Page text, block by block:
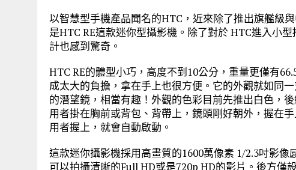
以智慧型手機產品聞名的HTC，近來除了推出旗艦級
是HTC RE這款迷你型攝影機。除了對於 HTC進入小
計也感到驚奇。
HTC RE的體型小巧，高度不到10公分，重量更僅有
成太大的負擔，拿在手上也很方便。它的外觀就如同
的潛望鏡，相當有趣！外觀的色彩目前先推出白色，
用者掛在胸前或背包、背帶上，鏡頭剛好朝外，握在
用者握上，就會自動啟動。
這款迷你攝影機採用高畫質的1600萬像素 1/2.3吋影像
可以拍攝清晰的Full HD或是720p HD的影片。後方僅